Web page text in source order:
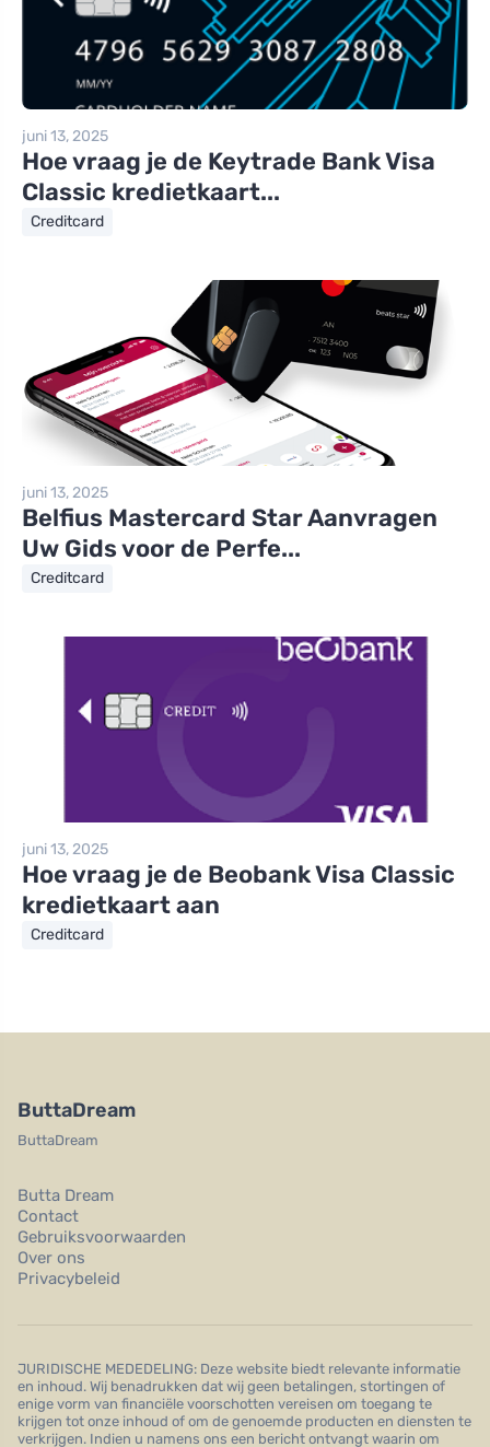
juni 13, 2025
Hoe vraag je de Keytrade Bank Visa
Classic kredietkaart...
Creditcard
juni 13, 2025
Belfius Mastercard Star Aanvragen
Uw Gids voor de Perfe...
Creditcard
juni 13, 2025
Hoe vraag je de Beobank Visa Classic
kredietkaart aan
Creditcard
ButtaDream
ButtaDream
Butta Dream
Contact
Gebruiksvoorwaarden
Over ons
Privacybeleid
JURIDISCHE MEDEDELING: Deze website biedt relevante informatie
en inhoud. Wij benadrukken dat wij geen betalingen, stortingen of
enige vorm van financiële voorschotten vereisen om toegang te
krijgen tot onze inhoud of om de genoemde producten en diensten te
verkrijgen. Indien u namens ons een bericht ontvangt waarin om